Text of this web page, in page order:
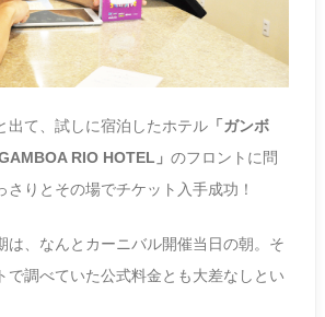
出て、試しに宿泊したホテル「ガンボ
RIO HOTEL」 のフロントに問
さりとその場でチケット入手成功！
は、なんとカーニバル開催当日の朝。そ
で調べていた公式料金とも大差なしとい